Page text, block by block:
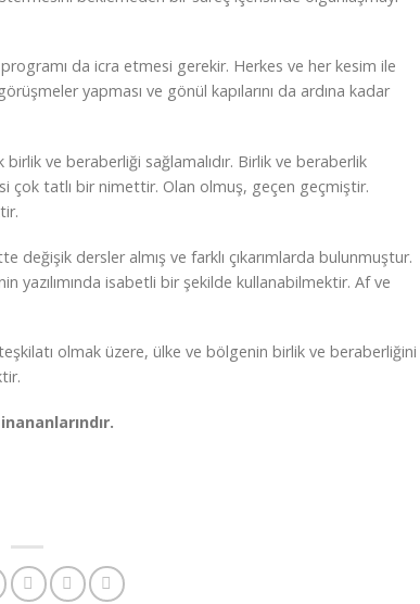
da icra etmesi gerekir. Herkes ve her kesim ile
yapması ve gönül kapılarını da ardına kadar
ve beraberliği sağlamalıdır. Birlik ve beraberlik
çok tatlı bir nimettir. Olan olmuş, geçen geçmiştir.
değişik dersler almış ve farklı çıkarımlarda bulunmuştur.
yazılımında isabetli bir şekilde kullanabilmektir. Af ve
olmak üzere, ülke ve bölgenin birlik ve beraberliğini